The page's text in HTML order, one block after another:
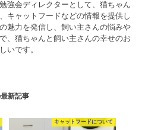
強会ディレクターとして、猫ちゃん
キャットフードなどの情報を提供し
魅力を発信し、飼い主さんの悩みや
、猫ちゃんと飼い主さんの幸せのお
いです。
新記事
キャットフードについて